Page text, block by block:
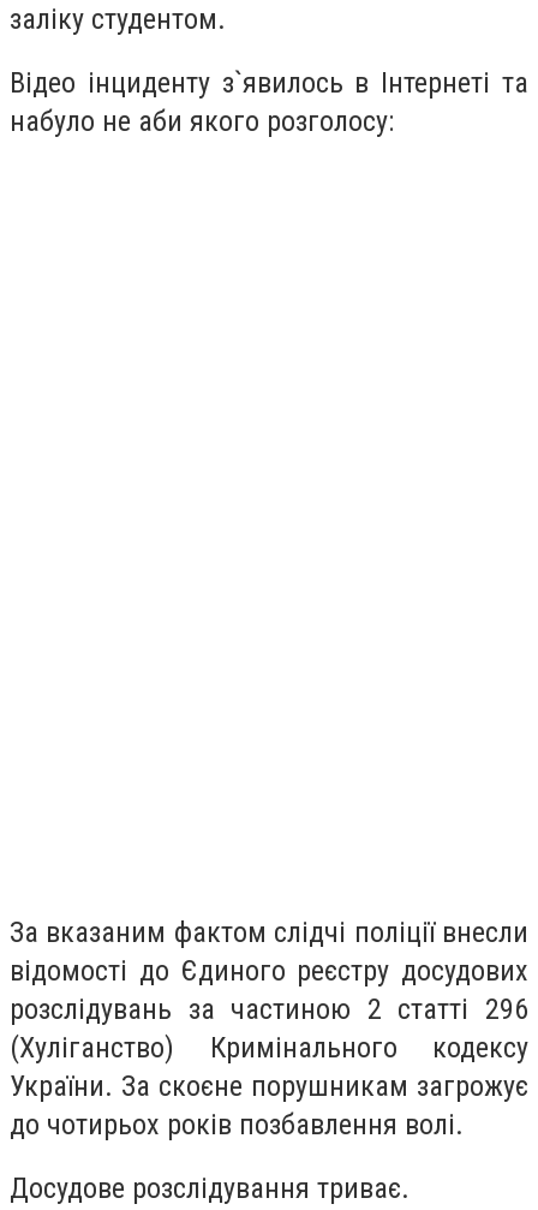
заліку студентом.
Відео інциденту з`явилось в Інтернеті та
набуло не аби якого розголосу:
За вказаним фактом слідчі поліції внесли
відомості до Єдиного реєстру досудових
розслідувань за частиною 2 статті 296
(Хуліганство) Кримінального кодексу
України. За скоєне порушникам загрожує
до чотирьох років позбавлення волі.
Досудове розслідування триває.